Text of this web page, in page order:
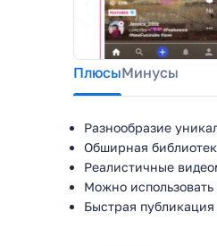
ПлюсыМинусы
Разнообразие
Обширная
Реалистичные
Можно использовать
Быстрая публикация